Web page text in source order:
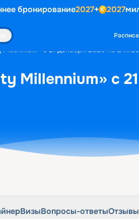
бронирование2027+ 2027
с 21 декабря 2026 по 2
Millennium» с
ВизыВопросы-ответыОтзывы